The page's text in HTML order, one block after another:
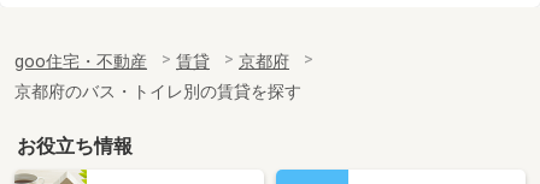
住 所
京都府八幡市八幡月夜田
専有面積 42m²
京都府京都市南区久世中久世町１丁目
goo住宅・不動産 賃貸
京都府
京都府のバス・トイレ別の賃貸を探す
お役立ち情報